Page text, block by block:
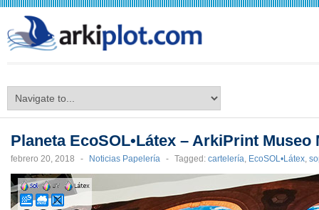
Planeta EcoSOL•Látex – ArkiPrint Museo
febrero 20, 2018 - Noticias Papelería - Tagged: cartelería, EcoSOL•Látex,